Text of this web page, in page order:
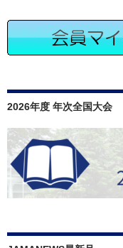
2026年度 年次全国大会